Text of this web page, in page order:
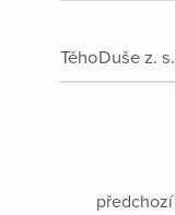
TěhoDuše z. s.
předchozí